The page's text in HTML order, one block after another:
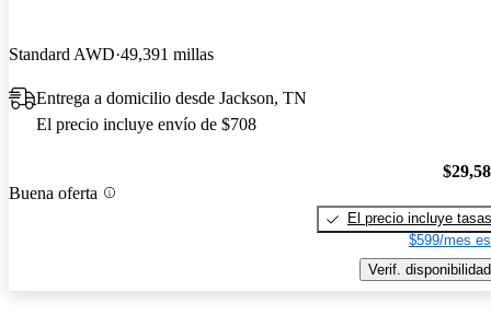
Standard AWD 49,391 millas
Entrega a domicilio desde Jackson, TN
El precio incluye envío de $708
Buena oferta
El precio incluye tasas
$599/mes
Verif. disponibilidad